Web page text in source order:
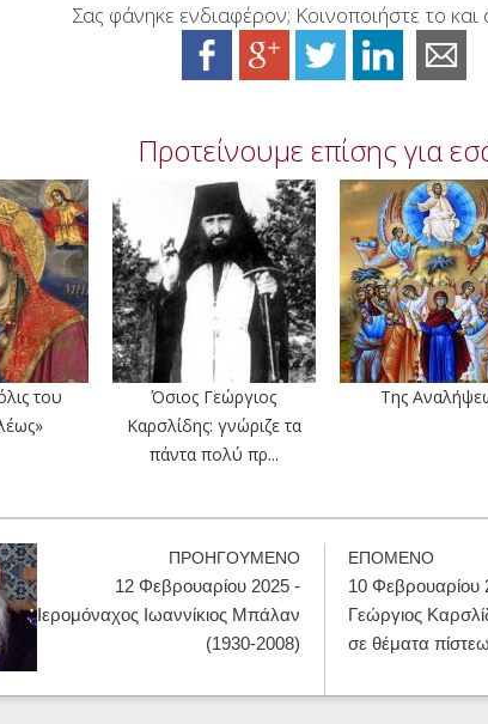
Σας φάνηκε ενδιαφέρον; Κοινοποιήστε το και
Προτείνουμε επίσης για
του
Όσιος Γεώργιος
Καρσλίδης: γνώριζε τα
πάντα πολύ πρ...
Tης
ΠΡΟΗΓΟΥΜΕΝΟ
12 Φεβρουαρίου 2025 -
Ιερομόναχος Ιωαννίκιος Μπάλαν
(1930-2008)
ΕΠΟΜΕΝΟ
10 Φεβρουαρίου
Γεώργιος
σε θέματα